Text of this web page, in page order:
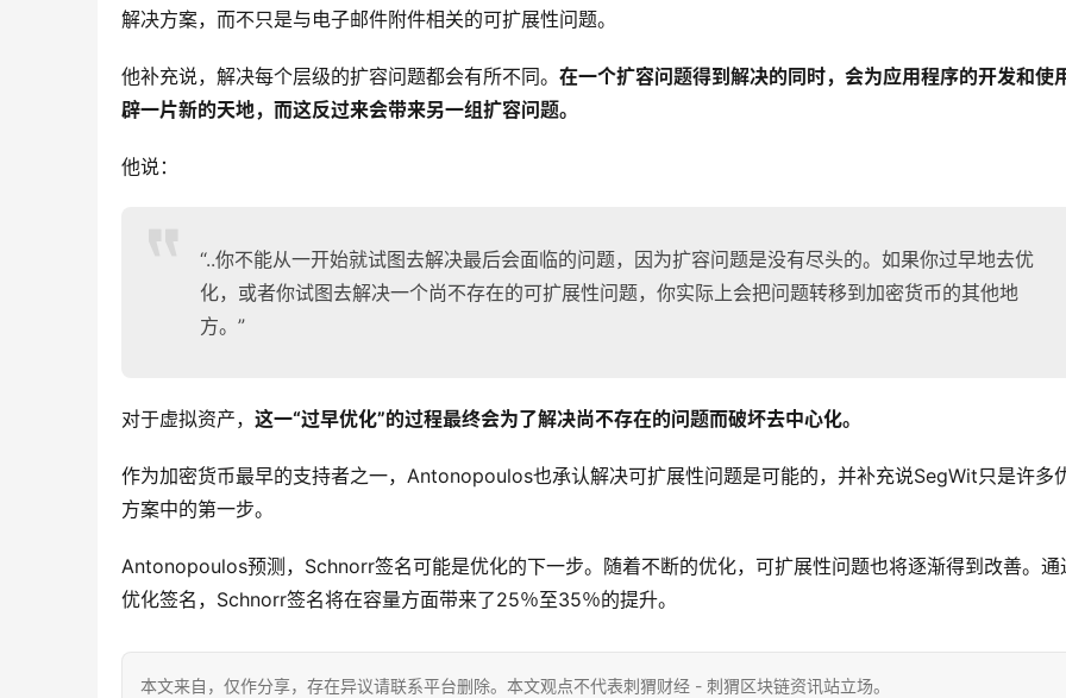
解决方案，而不只是与电子邮件附件相关的可扩展性问题。
他补充说，解决每个层级的扩容问题都会有所不同。 在一个扩容问题得到解决的同时，会为应用程序的开发和使
辟一片新的天地，而这反过来会带来另一组扩容问题。
他说：
“..你不能从一开始就试图去解决最后会面临的问题，因为扩容问题是没有尽头的。如果你过早地去优
化，或者你试图去解决一个尚不存在的可扩展性问题，你实际上会把问题转移到加密货币的其他地
方。”
对于虚拟资产， 这一“过早优化”的过程最终会为了解决尚不存在的问题而破坏去中心化。
作为加密货币最早的支持者之一，Antonopoulos也承认解决可扩展性问题是可能的，并补充说SegWit只是许多
方案中的第一步。
Antonopoulos预测，Schnorr签名可能是优化的下一步。随着不断的优化，可扩展性问题也将逐渐得到改善。通
优化签名，Schnorr签名将在容量方面带来了25％至35％的提升。
本文来自 ，仅作分享，存在异议请联系平台删除。本文观点不代表刺猬财经 - 刺猬区块链资讯站立场。